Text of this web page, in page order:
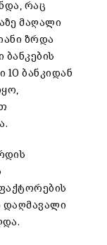
რაც
მაღალი
ზრდა
ბანკების
ბანკიდან
დაღმავალი